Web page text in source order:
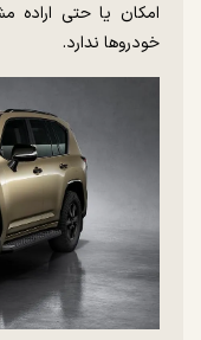
امکان یا حتی اراده
خودرو‌ها ندارد.